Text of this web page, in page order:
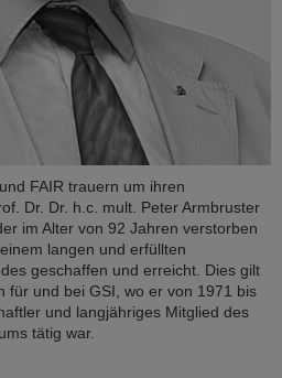
FAIR trauern um ihren
Dr. Dr. h.c. mult. Peter Armbruster
im Alter von 92 Jahren verstorben
langen und erfüllten
geschaffen und erreicht. Dies gilt
für und bei GSI, wo er von 1971 bis
und langjähriges Mitglied des
tätig war.